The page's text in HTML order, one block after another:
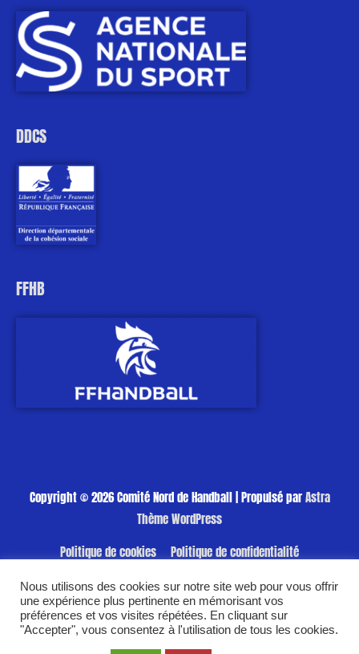
DDCS
FFHB
Copyright © 2026Comité Nord de Handball| Propulsé parAstra
Thème WordPress
Politique de cookies
Politique de confidentialité
Nous utilisons des cookies sur notre site web pour vous offrir
une expérience plus pertinente en mémorisant vos
préférences et vos visites répétées. En cliquant sur
"Accepter", vous consentez à l'utilisation de tous les cookies.